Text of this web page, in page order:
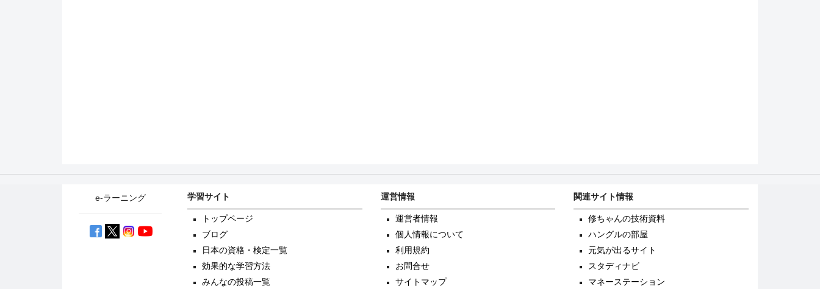
e-ラーニング 学習サイト
トップページ
ブログ
日本の資格・検定一覧
効果的な学習方法
みんなの投稿一覧
運営情報
運営者情報
個人情報について
利用規約
お問合せ
サイトマップ
関連サイト情報
修ちゃんの技術資料
ハングルの部屋
元気が出るサイト
スタディナビ
マネーステーション